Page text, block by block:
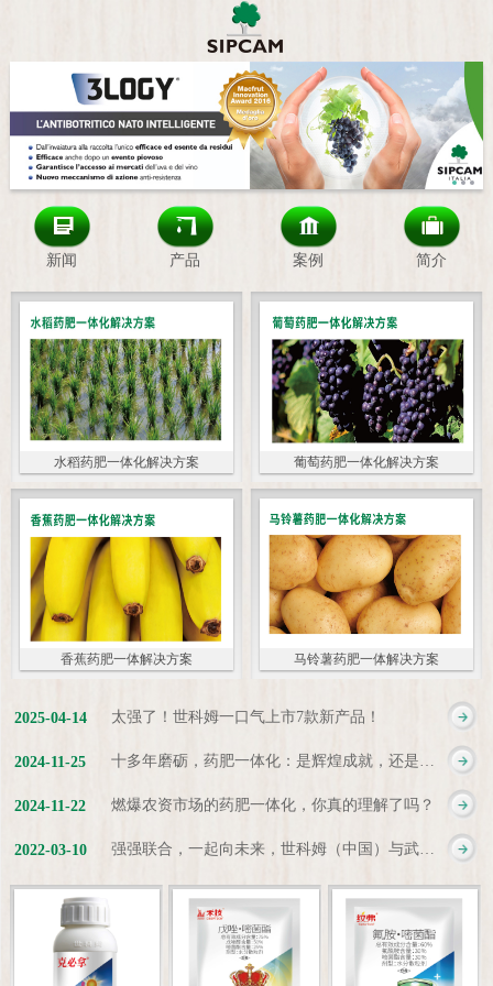
新闻 产品 案例 简介
水稻药肥一体化解决方案 葡萄药肥一体化解决方案
香蕉药肥一体解决方案 马铃薯药肥一体解决方案
太强了！世科姆一口气上市7款新产品！
2025-04-14
十多年磨砺，药肥一体化：是辉煌成就，还是新起点？
2024-11-25
燃爆农资市场的药肥一体化，你真的理解了吗？
2024-11-22
强强联合，一起向未来，世科姆（中国）与武汉科诺达成战略合作协议
2022-03-10